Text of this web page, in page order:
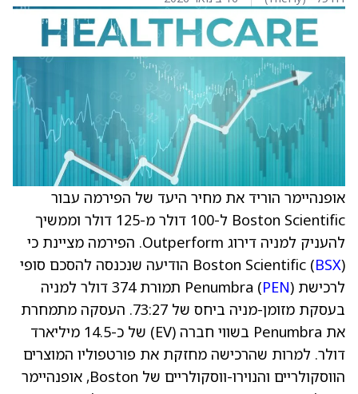
אופנהיימר הוריד את מחיר היעד של הפירמה עבור
Boston Scientific ל-100 דולר מ-125 דולר וממשיך
להעניק למניה דירוג Outperform. הפירמה מציינת כי
Boston Scientific (BSX
) הודיעה שנכנסה להסכם סופי
לרכישת Penumbra ( PEN
) תמורת 374 דולר למניה
בעסקת מזומן-מניה ביחס של 73:27. העסקה מתמחרת
את Penumbra בשווי חברה (EV) של כ-14.5 מיליארד
דולר. למרות שהרכישה מחזקת את פורטפוליו המוצרים
הווסקולריים והנוירו-ווסקולריים של Boston, אופנהיימר